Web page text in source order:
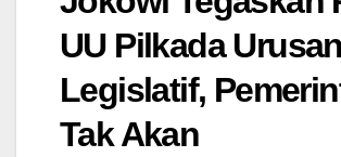
UU Pilkada Urusan
Legislatif,
Tak Akan